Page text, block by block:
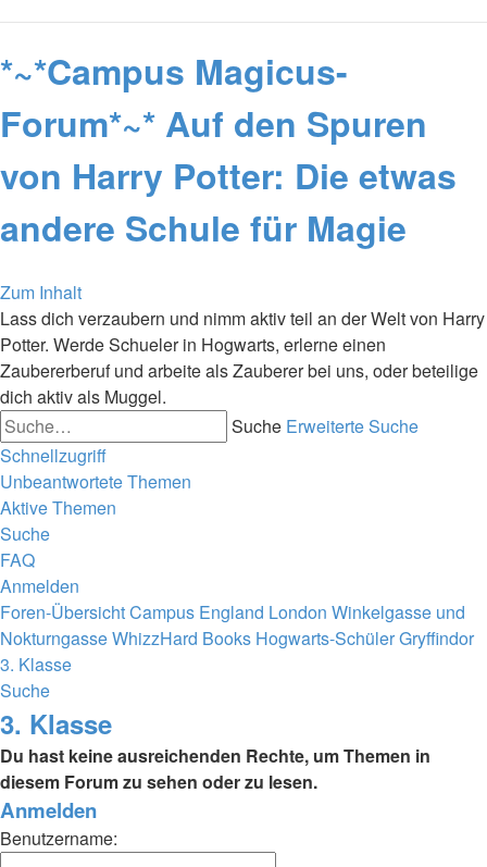
*~*Campus Magicus-
Forum*~* Auf den Spuren
von Harry Potter: Die etwas
andere Schule für Magie
Zum Inhalt
Lass dich verzaubern und nimm aktiv teil an der Welt von Harry
Potter. Werde Schueler in Hogwarts, erlerne einen
Zaubererberuf und arbeite als Zauberer bei uns, oder beteilige
dich aktiv als Muggel.
Suche Erweiterte Suche
Schnellzugriff
Unbeantwortete Themen
Aktive Themen
Suche
FAQ
Anmelden
Foren-ÜbersichtCampus England London Winkelgasse und
NokturngasseWhizzHard Books Hogwarts-SchülerGryffindor
3. Klasse
Suche
3. Klasse
Du hast keine ausreichenden Rechte, um Themen in
diesem Forum zu sehen oder zu lesen.
Anmelden
Benutzername: